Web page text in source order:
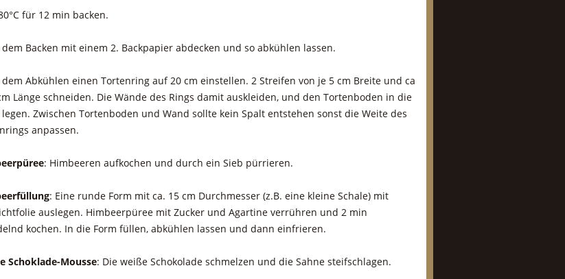
für 12 min backen.
dem Backen mit einem 2. Backpapier abdecken und so abkühlen lassen.
dem Abkühlen einen Tortenring auf 20 cm einstellen. 2 Streifen von je 5 cm Breite und ca
Länge schneiden. Die Wände des Rings damit auskleiden, und den Tortenboden in die
Zwischen Tortenboden und Wand sollte kein Spalt entstehen sonst die Weite des
anpassen.
: Himbeeren aufkochen und durch ein Sieb pürrieren.
: Eine runde Form mit ca. 15 cm Durchmesser (z.B. eine kleine Schale) mit
auslegen. Himbeerpüree mit Zucker und Agartine verrühren und 2 min
kochen. In die Form füllen, abkühlen lassen und dann einfrieren.
Schoklade-Mousse: Die weiße Schokolade schmelzen und die Sahne steifschlagen.